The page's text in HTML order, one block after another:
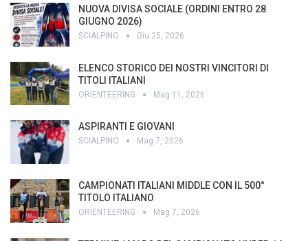
NUOVA DIVISA SOCIALE (ORDINI ENTRO 28
GIUGNO 2026)
SCIALPINO Giu 25, 2026
ELENCO STORICO DEI NOSTRI VINCITORI DI
TITOLI ITALIANI
ORIENTEERING Mag 11, 2026
ASPIRANTI E GIOVANI
SCIALPINO Mag 7, 2026
CAMPIONATI ITALIANI MIDDLE CON IL 500°
TITOLO ITALIANO
ORIENTEERING Mag 7, 2026